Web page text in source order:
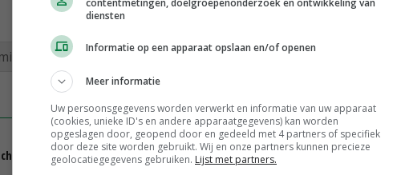
middelentoelating pootgoed Bayer
Willemssen: 'Hoge tripsdruk in najaar
toch de baas gebleven'
diensten
Informatie op een apparaat opslaan en/of openen
Meer informatie
Uw persoonsgegevens worden verwerkt en informatie van uw apparaat
(cookies, unieke ID's en andere apparaatgegevens) kan worden
opgeslagen door, geopend door en gedeeld met 4 partners of specifiek
door deze site worden gebruikt. Wij en onze partners kunnen precieze
geolocatiegegevens gebruiken. Lijst met partners.